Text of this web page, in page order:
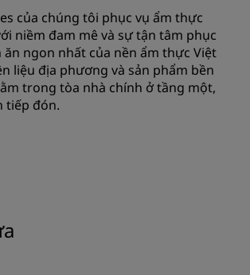
của chúng tôi phục vụ ẩm thực
niềm đam mê và sự tận tâm phục
ngon nhất của nền ẩm thực Việt
liệu địa phương và sản phẩm bền
trong tòa nhà chính ở tầng một,
tiếp đón.